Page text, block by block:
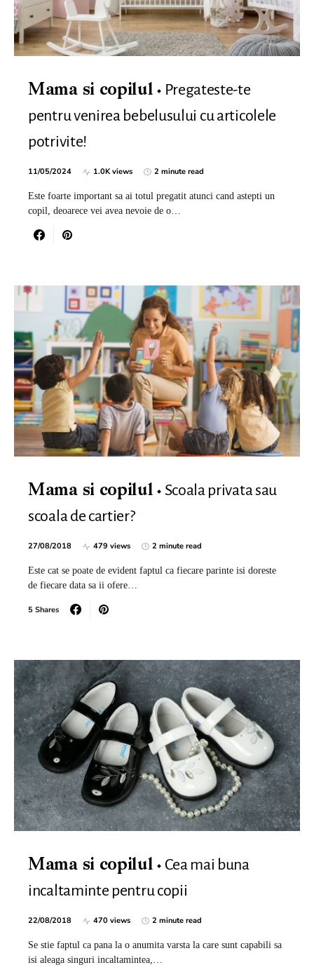
Mama si copilul
Pregateste-te
pentru venirea bebelusului cu articolele
potrivite!
11/05/2024 1.0K views 2 minute read
Este foarte important sa ai totul pregatit atunci cand astepti un
copil, deoarece vei avea nevoie de o…
Mama si copilul
Scoala privata sau
scoala de cartier?
27/08/2018 479 views 2 minute read
Este cat se poate de evident faptul ca fiecare parinte isi doreste
de fiecare data sa ii ofere…
5 Shares
Mama si copilul
Cea mai buna
incaltaminte pentru copii
22/08/2018 470 views 2 minute read
Se stie faptul ca pana la o anumita varsta la care sunt capabili sa
isi aleaga singuri incaltamintea,…